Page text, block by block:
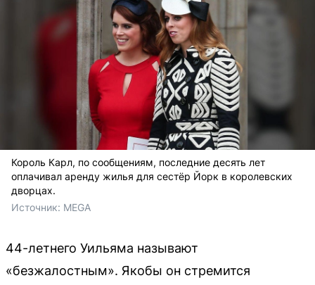
Король Карл, по сообщениям, последние десять лет
оплачивал аренду жилья для сестёр Йорк в королевских
дворцах.
Источник: MEGA
44-летнего Уильяма называют
«безжалостным». Якобы он стремится